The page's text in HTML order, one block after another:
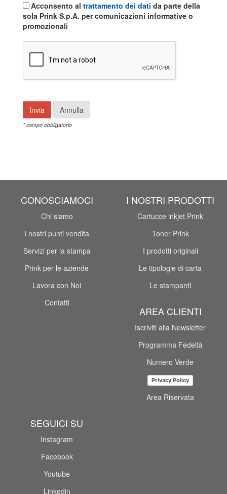
Acconsento al trattamento dei dati da parte della
sola Prink S.p.A. per comunicazioni informative o
promozionali
* campo obbligatorio
CONOSCIAMOCI
Chi siamo
I nostri punti vendita
Servizi per la stampa
Prink per le aziende
Lavora con Noi
Contatti
I NOSTRI PRODOTTI
Cartucce inkjet Prink
Toner Prink
I prodotti originali
Le tipologie di carta
Le stampanti
AREA CLIENTI
Iscriviti alla Newsletter
Programma Fedeltà
Numero Verde
Privacy Policy
Area Riservata
SEGUICI SU
Instagram
Facebook
Youtube
Linkedin